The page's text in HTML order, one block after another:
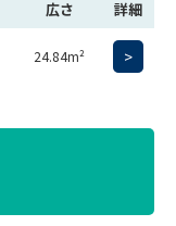
広さ 詳細
24.84m² >